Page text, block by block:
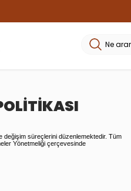
değişim süreçlerini düzenlemektedir. Tüm
Yönetmeliği çerçevesinde